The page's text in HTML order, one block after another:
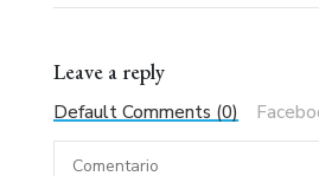
Leave a reply
Default Comments (0)